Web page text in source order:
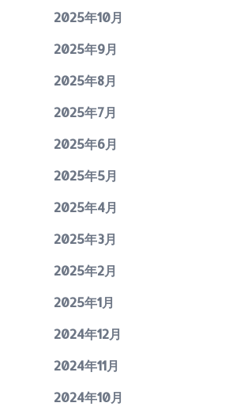
2025年10月
2025年9月
2025年8月
2025年7月
2025年6月
2025年5月
2025年4月
2025年3月
2025年2月
2025年1月
2024年12月
2024年11月
2024年10月